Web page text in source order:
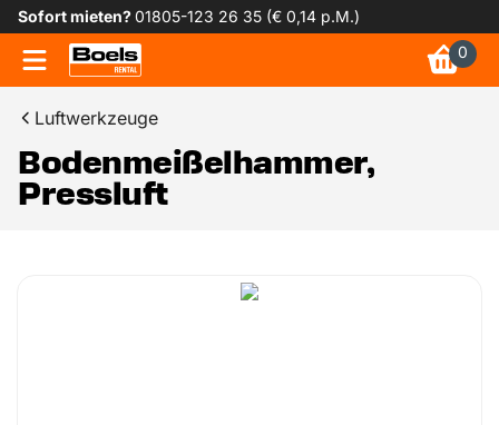
Sofort mieten?01805-123 26 35 (€ 0,14 p.M.)
0
Luftwerkzeuge
Bodenmeißelhammer,
Pressluft